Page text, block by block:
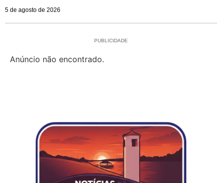
5 de agosto de 2026
PUBLICIDADE
Anúncio não encontrado.